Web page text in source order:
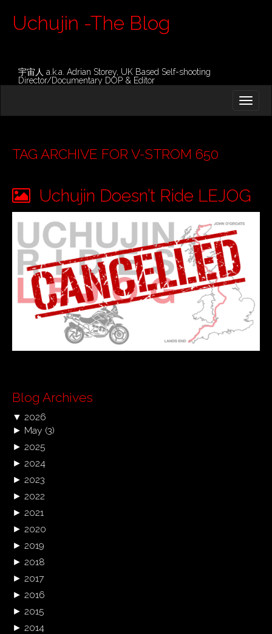
Uchujin -The Blog
宇宙人 a.k.a. Adrian Storey, UK Based Self-shooting
Director/Documentary DOP & Editor
N
M
N
U
O
C
T
E
TAG ARCHIVE FOR V-STROM 650
Uchujin Doesn’t Ride LEJOG
Blog Archives
▼ 2026
► May (3)
► 2025
► 2024
► 2023
► 2022
► 2021
► 2020
► 2019
► 2018
► 2017
► 2016
► 2015
► 2014